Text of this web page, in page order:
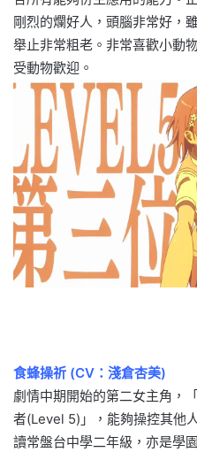
剛烈的爛好人，頭腦非常好，
舉止非常粗老。非常喜歡小動
受動物歡迎。
食蜂操祈 (CV：淺倉杏美)
劇情中期開始的第二女主角，
者(Level 5)」，能夠操控其他
讀常盤台中學二年級，亦是學